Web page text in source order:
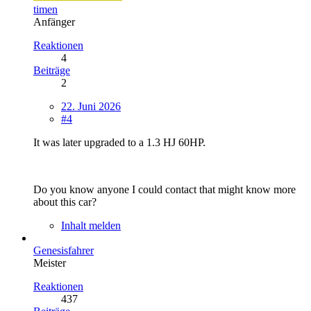
timen
Anfänger
Reaktionen
4
Beiträge
2
22. Juni 2026
#4
It was later upgraded to a 1.3 HJ 60HP.
Do you know anyone I could contact that might know more
about this car?
Inhalt melden
Genesisfahrer
Meister
Reaktionen
437